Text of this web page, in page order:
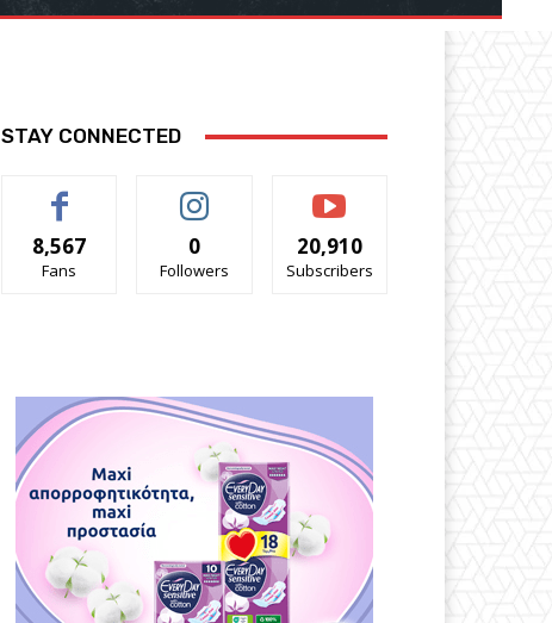
STAY CONNECTED
8,567
Fans
0
Followers
20,910
Subscribers